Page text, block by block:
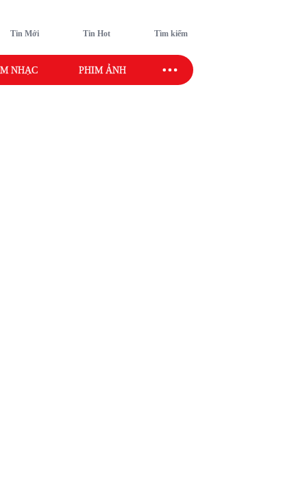
Tin Mới Tin Hot Tìm kiếm
NHẠC PHIM ẢNH SAO SPORT